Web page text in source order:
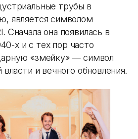
трубы в
является символом
Сначала она появилась в
х и с тех пор часто
«змейку» — символ
и вечного обновления.